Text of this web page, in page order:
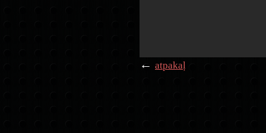
← atpakaļ